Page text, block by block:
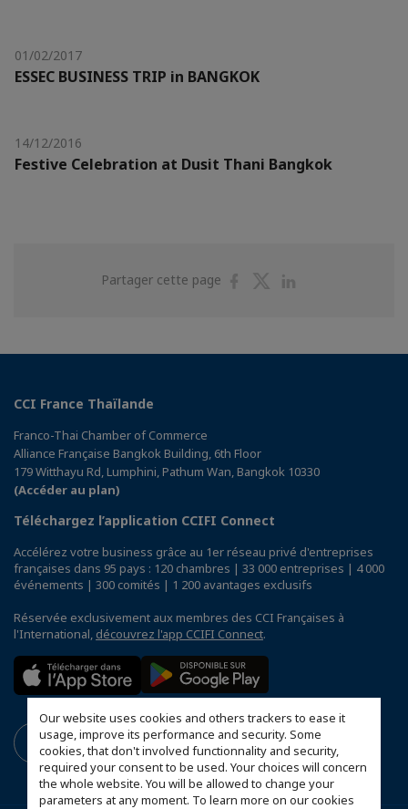
Our website uses cookies and others trackers to ease it
usage, improve its performance and security. Some
cookies, that don't involved functionnality and security,
required your consent to be used. Your choices will concern
the whole website. You will be allowed to change your
parameters at any moment. To learn more on our cookies
01/02/2017
ESSEC BUSINESS TRIP in BANGKOK
14/12/2016
Festive Celebration at Dusit Thani Bangkok
Partager cette page
PartagerPartager
CCI France Thaïlande
Franco-Thai Chamber of Commerce
Alliance Française Bangkok Building, 6th Floor
179 Witthayu Rd, Lumphini, Pathum Wan, Bangkok 10330
(Accéder au plan)
Téléchargez l’application CCIFI Connect
Accélérez votre business grâce au 1er réseau privé d'entreprises
françaises dans 95 pays : 120 chambres | 33 000 entreprises | 4 000
événements | 300 comités | 1 200 avantages exclusifs
Réservée exclusivement aux membres des CCI Françaises à
l'International, découvrez l'app CCIFI Connect.